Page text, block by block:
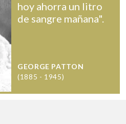
hoy ahorra un litro
de sangre mañana".
GEORGE PATTON
(1885 - 1945)